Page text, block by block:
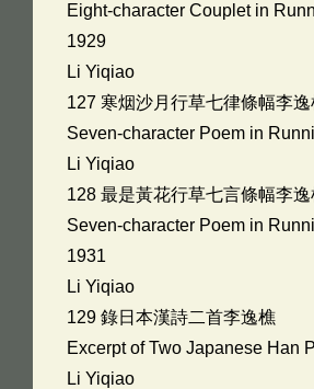
Eight-character Couplet in
1929
Li Yiqiao
127 寒烟沙月行草七律條幅李逸
Seven-character Poem in
Li Yiqiao
128 最是黃花行草七言條幅李逸
Seven-character Poem in
1931
Li Yiqiao
129 錄日本漢詩二首李逸樵
Excerpt of Two Japanese Han
Li Yiqiao